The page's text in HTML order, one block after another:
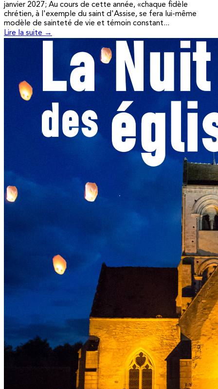
janvier 2027; Au cours de cette année, «chaque fidèle
chrétien, à l'exemple du saint d'Assise, se fera lui-même
modèle de sainteté de vie et témoin constant...
Lire la suite →